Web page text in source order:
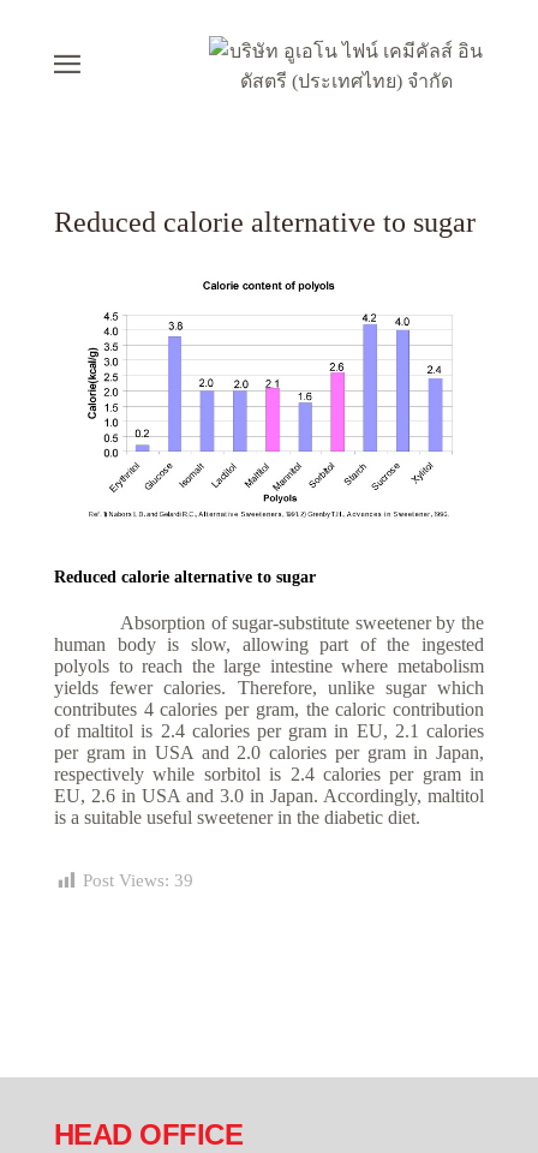
Reduced calorie alternative to sugar
Reduced calorie alternative to sugar
Absorption of sugar-substitute sweetener by the
human body is slow, allowing part of the ingested
polyols to reach the large intestine where metabolism
yields fewer calories. Therefore, unlike sugar which
contributes 4 calories per gram, the caloric contribution
of maltitol is 2.4 calories per gram in EU, 2.1 calories
per gram in USA and 2.0 calories per gram in Japan,
respectively while sorbitol is 2.4 calories per gram in
EU, 2.6 in USA and 3.0 in Japan. Accordingly, maltitol
is a suitable useful sweetener in the diabetic diet.
Post Views: 39
HEAD OFFICE